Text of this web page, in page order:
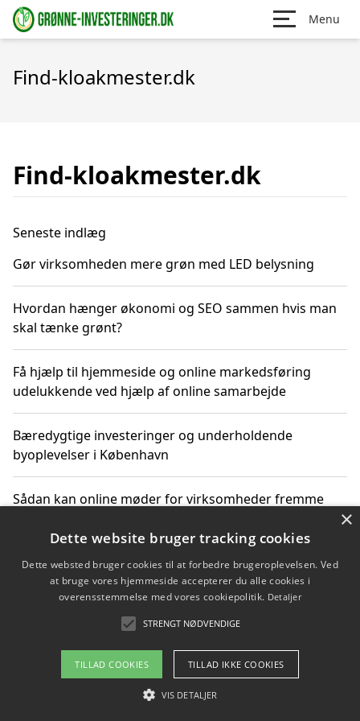
Menu
Find-kloakmester.dk
Find-kloakmester.dk
Seneste indlæg
Gør virksomheden mere grøn med LED belysning
Hvordan hænger økonomi og SEO sammen hvis man
skal tænke grønt?
Få hjælp til hjemmeside og online markedsføring
udelukkende ved hjælp af online samarbejde
Bæredygtige investeringer og underholdende
byoplevelser i København
Sådan kan online møder for virksomheder fremme
Copyright 2026 - Pilanto Aps
Om / kontakt
×
Dette website bruger tracking cookies
Dette websted bruger cookies til at forbedre brugeroplevelsen. Ved
at bruge vores hjemmeside accepterer du alle cookies i
overensstemmelse med vores cookiepolitik. Detaljer
STRENGT NØDVENDIGE
TILLAD COOKIES TILLAD IKKE COOKIES
VIS DETALJER